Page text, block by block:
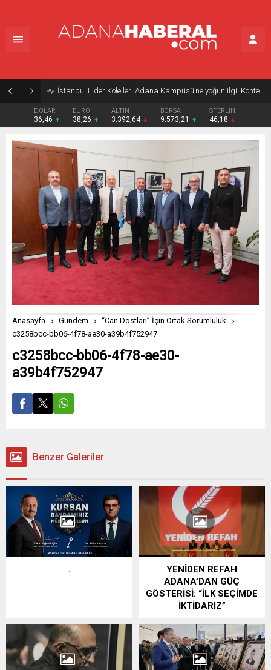
İstanbul Lider Kolejleri Adana Kampüsü’ne yoğun ilgi: Kontenjanlar dolmak üzere
DOLAR
36,46
EURO
38,26
ALTIN
3.392,64
BORSA
9.573,21
STERLIN
46,18
Anasayfa Gündem
“Can Dostları” İçin Ortak Sorumluluk
c3258bcc-bb06-4f78-ae30-a39b4f752947
c3258bcc-bb06-4f78-ae30-
a39b4f752947
Benzer Galeriler
.
YENİDEN REFAH
ADANA’DAN GÜÇ
GÖSTERİSİ: “İLK SEÇİMDE
İKTİDARIZ”